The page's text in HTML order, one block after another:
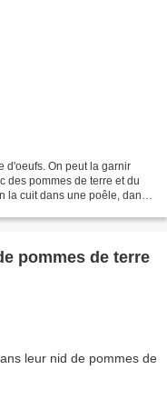
d'oeufs. On peut la garnir
des pommes de terre et du
la cuit dans une poêle, dans
pommes de terre